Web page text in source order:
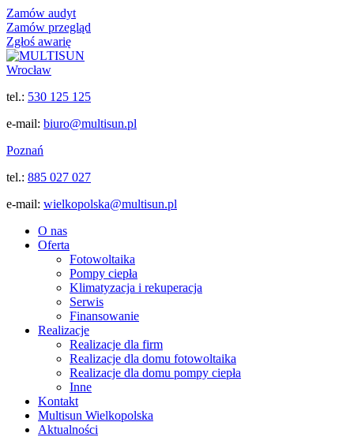
Zamów audyt
Zamów przegląd
Zgłoś awarię
Wrocław
tel.: 530 125 125
e-mail: biuro@multisun.pl
Poznań
tel.: 885 027 027
e-mail: wielkopolska@multisun.pl
O nas
Oferta
Fotowoltaika
Pompy ciepła
Klimatyzacja i rekuperacja
Serwis
Finansowanie
Realizacje
Realizacje dla firm
Realizacje dla domu fotowoltaika
Realizacje dla domu pompy ciepła
Inne
Kontakt
Multisun Wielkopolska
Aktualności